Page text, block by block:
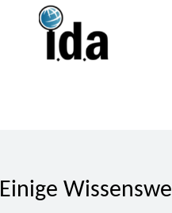
Einige